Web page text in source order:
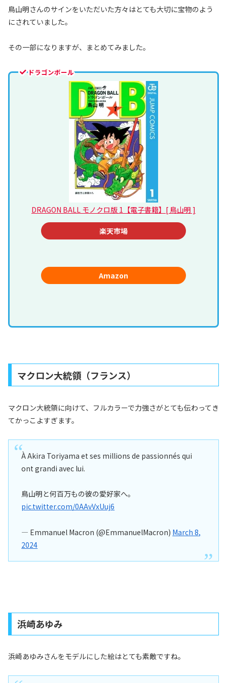
鳥山明さんのサインをいただいた方々はとても大切に宝物のよう
にされていました。
その一部になりますが、まとめてみました。
ドラゴンボール
DRAGON BALL モノクロ版 1【電子書籍】[ 鳥山明 ]
楽天市場
Amazon
マクロン大統領（フランス）
マクロン大統領に向けて、フルカラーで力強さがとても伝わってき
てかっこよすぎます。
À Akira Toriyama et ses millions de passionnés qui
ont grandi avec lui.
鳥山明と何百万もの彼の愛好家へ。
pic.twitter.com/0AAvVxUuj6
— Emmanuel Macron (@EmmanuelMacron) March 8,
2024
浜崎あゆみ
浜崎あゆみさんをモデルにした絵はとても素敵ですね。